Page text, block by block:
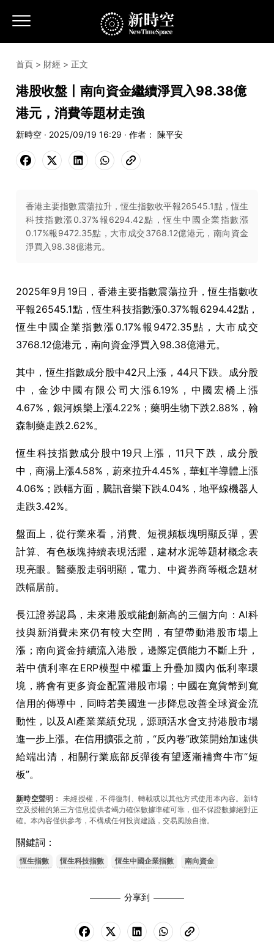
首頁 > 財經 > 正文
港股收盤丨南向資金繼續淨買入98.38億
港元，消費等題材走強
新時空 · 2025/09/19 16:29 · 作者： 陳平安
香港主要指數震蕩拉升，恆生指數收平報26545.1點，恆生
科技指數漲0.37%報6294.42點，恆生中國企業指數漲
0.17%報9472.35點，大市成交3768.12億港元，南向資金
淨買入98.38億港元。
2025年9月19日，香港主要指數震蕩拉升，恆生指數收
平報26545.1點，恆生科技指數漲0.37%報6294.42點，
恆生中國企業指數漲0.17%報9472.35點，大市成交
3768.12億港元，南向資金淨買入98.38億港元。
其中，恆生指數成分股中42只上漲，44只下跌。成分股
中，金沙中國有限公司大漲6.19%，中國宏橋上漲
4.67%，銀河娛樂上漲4.22%；藥明生物下跌2.88%，翰
森制藥走跌2.62%。
恆生科技指數成分股中19只上漲，11只下跌，成分股
中，商湯上漲4.58%，蔚來拉升4.45%，華虹半導體上漲
4.06%；跌幅方面，騰訊音樂下跌4.04%，地平線機器人
走跌3.42%。
盤面上，從行業來看，消費、短視頻板塊明顯反彈，雲
計算、有色板塊持續表現活躍，建材水泥等題材概念表
現亮眼。醫藥股走弱明顯，電力、中資券商等概念題材
跌幅居前。
長江證券認爲，未來港股或能創新高的三個方向：AI科
技與新消費未來仍有較大空間，有望帶動港股市場上
漲；南向資金持續流入港股，邊際定價能力不斷上升，
若中債利率在ERP模型中權重上升疊加國內低利率環
境，將會有更多資金配置港股市場；中國在寬貨幣到寬
信用的傳導中，同時若美國進一步降息改善全球資金流
動性，以及AI產業業績兌現，源頭活水會支持港股市場
進一步上漲。在信用擴張之前，“反內卷”政策開始加速供
給端出清，相關行業底部反彈後有望逐漸補齊牛市“短
板”。
新時空聲明： 未經授權，不得復制、轉載或以其他方式使用本內容。新時
空及授權的第三方信息提供者竭力確保數據準確可靠，但不保證數據絕對正
確。本內容僅供參考，不構成任何投資建議，交易風險自擔。
關鍵詞：
恆生指數 恆生科技指數 恆生中國企業指數 南向資金
分享到